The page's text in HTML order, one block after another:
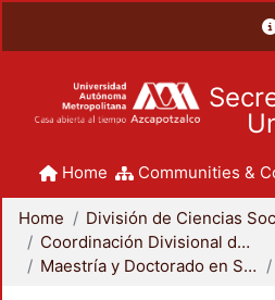
Home Communities &
Home
Coordinación Divisional de Posgrado
Maestría y Doctorado en Sociología